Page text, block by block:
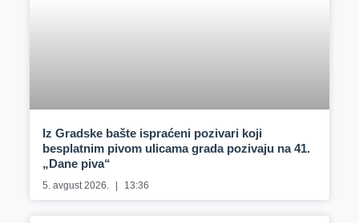
Iz Gradske bašte ispraćeni pozivari koji
besplatnim pivom ulicama grada pozivaju na 41.
„Dane piva“
5. avgust 2026. 13:36